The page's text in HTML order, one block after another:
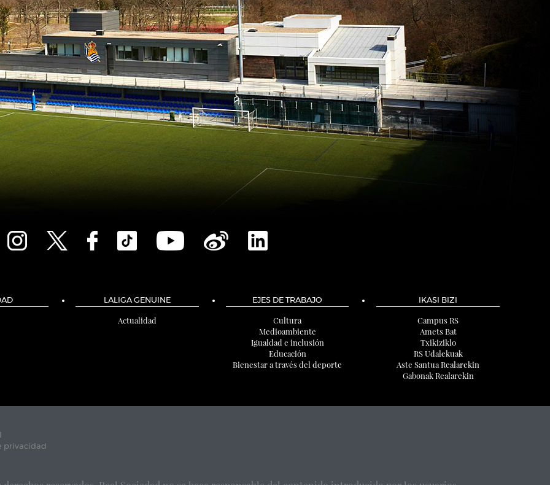
LALIGA GENUINE
Actualidad
EJES DE TRABAJO
Cultura
Medioambiente
Igualdad e inclusión
Educación
Bienestar a través del deporte
IKASI BIZI
Campus RS
Amets Bat
Txikiziklo
RS Udalekuak
Aste Santua Realarekin
Gabonak Realarekin
privacidad